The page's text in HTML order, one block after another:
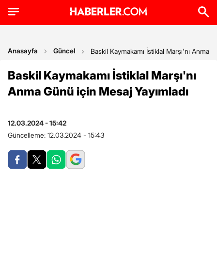
Anasayfa Güncel Baskil Kaymakamı İstiklal Marşı'nı Anma
Baskil Kaymakamı İstiklal Marşı'nı
Anma Günü için Mesaj Yayımladı
12.03.2024 - 15:42
Güncelleme: 12.03.2024 - 15:43